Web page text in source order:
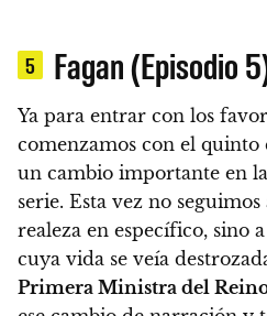
5 Fagan (Episodio
Ya para entrar con los
comenzamos con el quinto
un cambio importante en
serie. Esta vez no
realeza en específico, sino
cuya vida se veía
Primera Ministra del